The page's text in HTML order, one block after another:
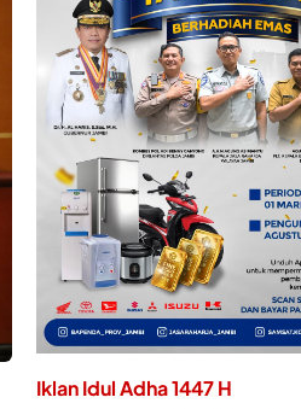
Iklan Idul Adha 1447 H